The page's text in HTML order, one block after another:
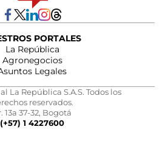
PORTALES
La República
Agronegocios
Legales
La República S.A.S. Todos los
reservados.
13a 37-32, Bogotá
(+57) 1 4227600